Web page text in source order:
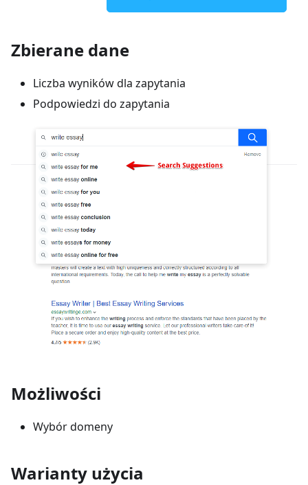
Zbierane dane
Liczba wyników dla zapytania
Podpowiedzi do zapytania
Możliwości
Wybór domeny
Warianty użycia